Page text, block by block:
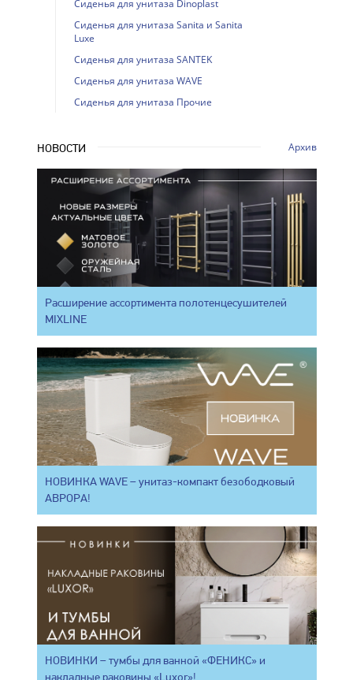
Сиденья для унитаза Dinoplast
Сиденья для унитаза Sanita и Sanita
Luxe
Сиденья для унитаза SANTEK
Сиденья для унитаза WAVE
Сиденья для унитаза Прочие
НОВОСТИ Архив
Расширение ассортимента полотенцесушителей
MIXLINE
НОВИНКА WAVE – унитаз-компакт безободковый
АВРОРА!
НОВИНКИ – тумбы для ванной «ФЕНИКС» и
накладные раковины «Luxor»!